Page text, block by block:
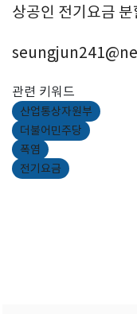
상공인 전기요금
관련 키워드
산업통상자원부
더불어민주당
폭염
전기요금